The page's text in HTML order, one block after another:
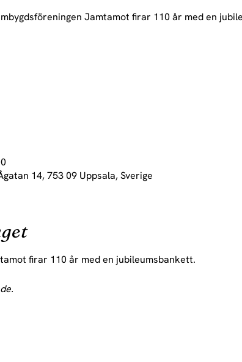
Jamtamot firar 110 år med en
14, 753 09 Uppsala, Sverige
firar 110 år med en jubileumsbankett.